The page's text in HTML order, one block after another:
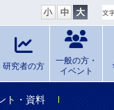
研究者の方
一般の方・
イベント
ト・資料